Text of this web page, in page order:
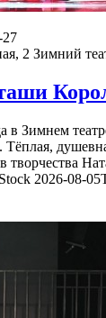
27
2 Зимний
в Зимнем
творчества
2026-08-